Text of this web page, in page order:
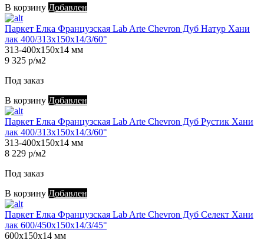
В корзину Добавлен
Паркет Елка Французская Lab Arte Chevron Дуб Натур Хани
лак 400/313х150х14/3/60°
313-400х150х14 мм
9 325 р/м2
Под заказ
В корзину Добавлен
Паркет Елка Французская Lab Arte Chevron Дуб Рустик Хани
лак 400/313х150х14/3/60°
313-400х150х14 мм
8 229 р/м2
Под заказ
В корзину Добавлен
Паркет Елка Французская Lab Arte Chevron Дуб Селект Хани
лак 600/450х150х14/3/45°
600х150х14 мм